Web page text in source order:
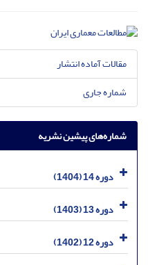
مقالات آماده انتشار
شماره جاری
شماره‌های پیشین نشریه
دوره 14 (1404)
دوره 13 (1403)
دوره 12 (1402)